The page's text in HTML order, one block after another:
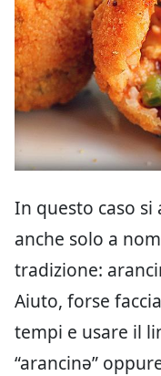
In questo caso si
anche solo a
tradizione:
Aiuto, forse
tempi e usare il
“arancinə”